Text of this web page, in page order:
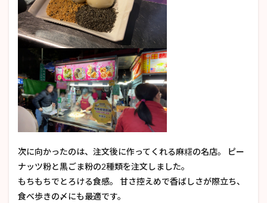
次に向かったのは、注文後に作ってくれる麻糬の名店。 ピー
ナッツ粉と黒ごま粉の2種類を注文しました。
もちもちでとろける食感。 甘さ控えめで香ばしさが際立ち、
食べ歩きの〆にも最適です。